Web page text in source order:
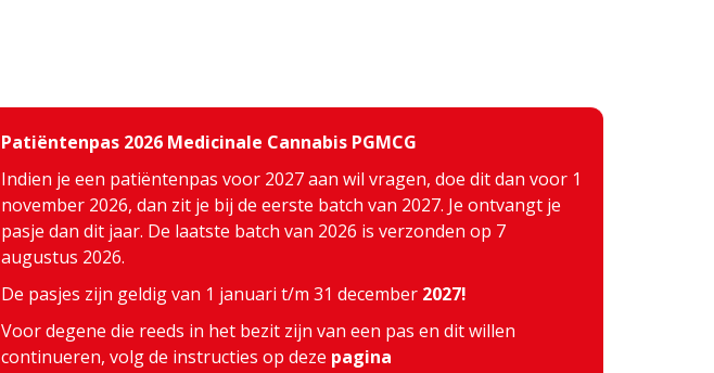
Patiëntenpas 2026 Medicinale Cannabis PGMCG
Indien je een patiëntenpas voor 2027 aan wil vragen, doe dit dan voor 1
november 2026, dan zit je bij de eerste batch van 2027. Je ontvangt je
pasje dan dit jaar. De laatste batch van 2026 is verzonden op 7
augustus 2026.
De pasjes zijn geldig van 1 januari t/m 31 december 2027!
Voor degene die reeds in het bezit zijn van een pas en dit willen
continueren, volg de instructies op deze pagina